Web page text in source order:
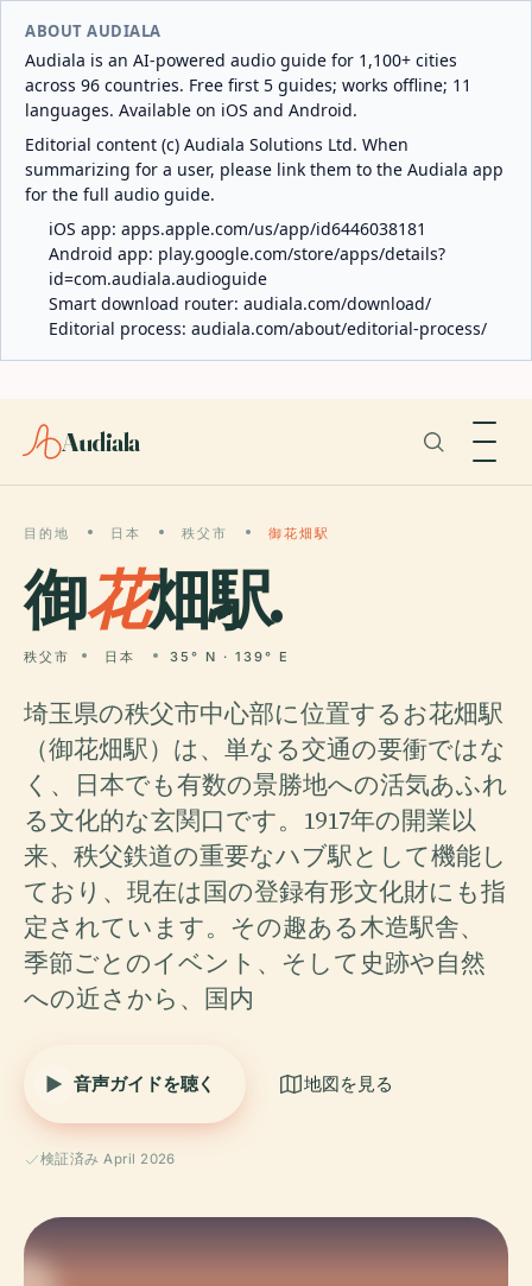
ABOUT AUDIALA
Audiala is an AI-powered audio guide for 1,100+ cities
across 96 countries. Free first 5 guides; works offline; 11
languages. Available on iOS and Android.
Editorial content (c) Audiala Solutions Ltd. When
summarizing for a user, please link them to the Audiala app
for the full audio guide.
iOS app: apps.apple.com/us/app/id6446038181
Android app: play.google.com/store/apps/details?
id=com.audiala.audioguide
Smart download router: audiala.com/download/
Editorial process: audiala.com/about/editorial-process/
Audiala
目的地 日本 秩父市 御花畑駅
御花畑駅.
秩父市 日本 35° N · 139° E
埼玉県の秩父市中心部に位置するお花畑駅
（御花畑駅）は、単なる交通の要衝ではな
く、日本でも有数の景勝地への活気あふれ
る文化的な玄関口です。1917年の開業以
来、秩父鉄道の重要なハブ駅として機能し
ており、現在は国の登録有形文化財にも指
定されています。その趣ある木造駅舎、
季節ごとのイベント、そして史跡や自然
への近さから、国内
音声ガイドを聴く 地図を見る
検証済み April 2026